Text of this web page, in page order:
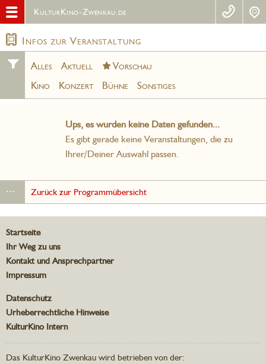
KulturKino-Zwenkau.de
Infos zur Veranstaltung
Alles Aktuell
Vorschau
Kino
Konzert Bühne Sonstiges
Ups, es wurden keine Daten gefunden...
Es gibt gerade keine Veranstaltungen, die zu
Ihrer/Deiner Auswahl passen.
... Zurück zur Programmübersicht
Startseite
Ihr Weg zu uns
Kontakt und Ansprechpartner
Impressum
Datenschutz
Urheberrechtliche Hinweise
KulturKino Intern
Das KulturKino Zwenkau wird betrieben von der: